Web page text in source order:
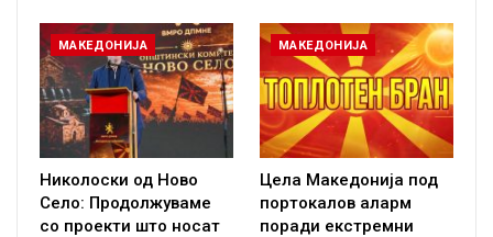
МАКЕДОНИЈА
Николоски од Ново
Село: Продолжуваме
со проекти што носат
МАКЕДОНИЈА
Цела Македонија под
портокалов аларм
поради екстремни